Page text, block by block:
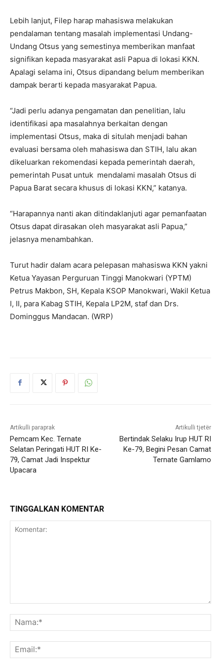
Lebih lanjut, Filep harap mahasiswa melakukan
pendalaman tentang masalah implementasi Undang-
Undang Otsus yang semestinya memberikan manfaat
signifikan kepada masyarakat asli Papua di lokasi KKN.
Apalagi selama ini, Otsus dipandang belum memberikan
dampak berarti kepada masyarakat Papua.
“Jadi perlu adanya pengamatan dan penelitian, lalu
identifikasi apa masalahnya berkaitan dengan
implementasi Otsus, maka di situlah menjadi bahan
evaluasi bersama oleh mahasiswa dan STIH, lalu akan
dikeluarkan rekomendasi kepada pemerintah daerah,
pemerintah Pusat untuk mendalami masalah Otsus di
Papua Barat secara khusus di lokasi KKN,” katanya.
“Harapannya nanti akan ditindaklanjuti agar pemanfaatan
Otsus dapat dirasakan oleh masyarakat asli Papua,”
jelasnya menambahkan.
Turut hadir dalam acara pelepasan mahasiswa KKN yakni
Ketua Yayasan Perguruan Tinggi Manokwari (YPTM)
Petrus Makbon, SH, Kepala KSOP Manokwari, Wakil Ketua
I, II, para Kabag STIH, Kepala LP2M, staf dan Drs.
Dominggus Mandacan. (WRP)
Artikulli paraprak
Pemcam Kec. Ternate
Selatan Peringati HUT RI Ke-
79, Camat Jadi Inspektur
Upacara
Artikulli tjetër
Bertindak Selaku Irup HUT RI
Ke-79, Begini Pesan Camat
Ternate Gamlamo
TINGGALKAN KOMENTAR